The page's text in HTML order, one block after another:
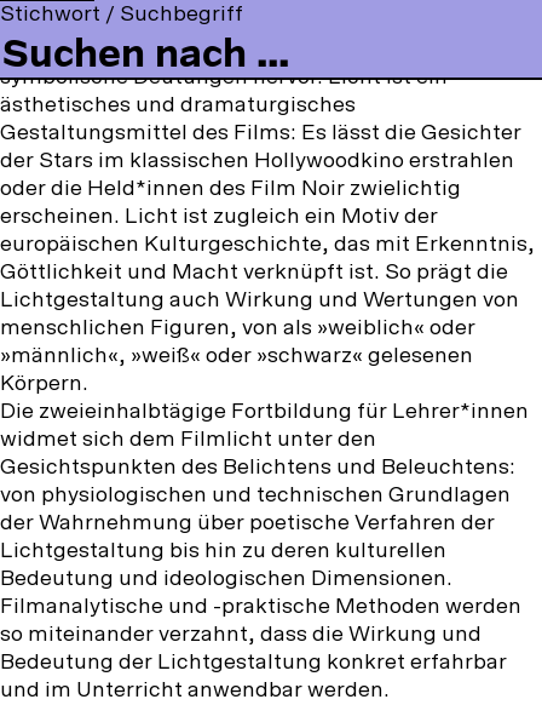
t
o
m
m
e
n
u
o
l
l
o
w
u
s
o
n
:
a
c
e
b
o
o
k
o
u
T
u
b
e
n
s
t
a
g
r
a
m
Stichwort / Suchbegriff
keine Projektion im Kinosaal. Licht modelliert
filmische Räume, erzeugt Stimmungen und bringt
symbolische Deutungen hervor. Licht ist ein
ästhetisches und dramaturgisches
Gestaltungsmittel des Films: Es lässt die Gesichter
der Stars im klassischen Hollywoodkino erstrahlen
oder die Held*innen des Film Noir zwielichtig
erscheinen. Licht ist zugleich ein Motiv der
europäischen Kulturgeschichte, das mit Erkenntnis,
Göttlichkeit und Macht verknüpft ist. So prägt die
Lichtgestaltung auch Wirkung und Wertungen von
menschlichen Figuren, von als »weiblich« oder
»männlich«, »weiß« oder »schwarz« gelesenen
Körpern.
Die zweieinhalbtägige Fortbildung für Lehrer*innen
widmet sich dem Filmlicht unter den
Gesichtspunkten des Belichtens und Beleuchtens:
von physiologischen und technischen Grundlagen
der Wahrnehmung über poetische Verfahren der
Lichtgestaltung bis hin zu deren kulturellen
Bedeutung und ideologischen Dimensionen.
Filmanalytische und -praktische Methoden werden
so miteinander verzahnt, dass die Wirkung und
Bedeutung der Lichtgestaltung konkret erfahrbar
und im Unterricht anwendbar werden.